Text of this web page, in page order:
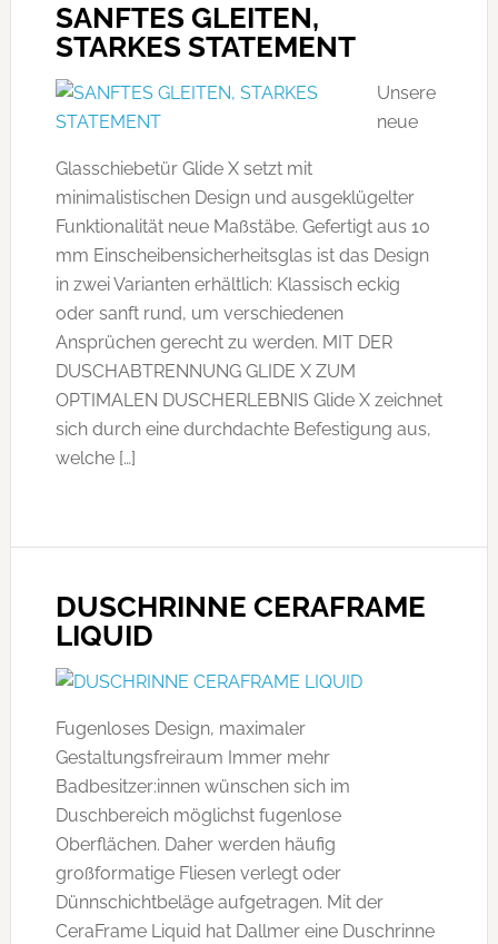
SANFTES GLEITEN,
STARKES STATEMENT
Unsere
neue
Glasschiebetür Glide X setzt mit
minimalistischen Design und ausgeklügelter
Funktionalität neue Maßstäbe. Gefertigt aus 10
mm Einscheibensicherheitsglas ist das Design
in zwei Varianten erhältlich: Klassisch eckig
oder sanft rund, um verschiedenen
Ansprüchen gerecht zu werden. MIT DER
DUSCHABTRENNUNG GLIDE X ZUM
OPTIMALEN DUSCHERLEBNIS Glide X zeichnet
sich durch eine durchdachte Befestigung aus,
welche […]
DUSCHRINNE CERAFRAME
LIQUID
Fugenloses Design, maximaler
Gestaltungsfreiraum Immer mehr
Badbesitzer:innen wünschen sich im
Duschbereich möglichst fugenlose
Oberflächen. Daher werden häufig
großformatige Fliesen verlegt oder
Dünnschichtbeläge aufgetragen. Mit der
CeraFrame Liquid hat Dallmer eine Duschrinne